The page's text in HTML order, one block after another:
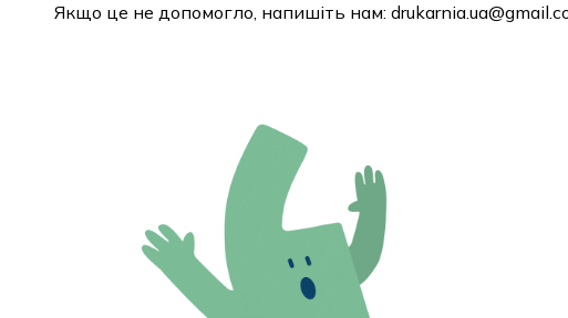
Якщо це не допомогло, напишіть нам: